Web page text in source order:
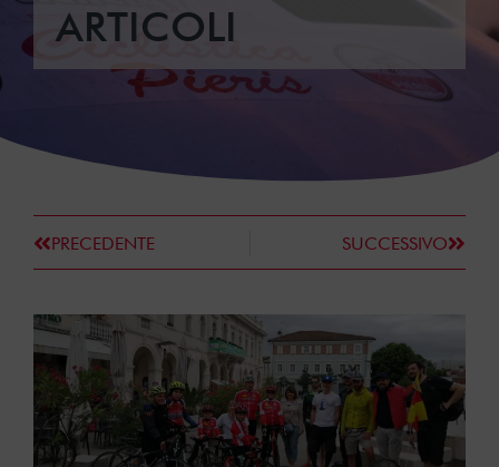
ARTICOLI
PRECEDENTE SUCCESSIVO